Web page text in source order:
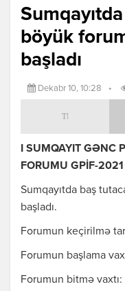
böyük
başladı
Dekabr 10, 10:28 •
I SUMQAYIT GƏNC
FORUMU GPİF-2021
Sumqayıtda baş
başladı.
Forumun keçirilmə
Forumun başlama
Forumun bitmə vaxtı: